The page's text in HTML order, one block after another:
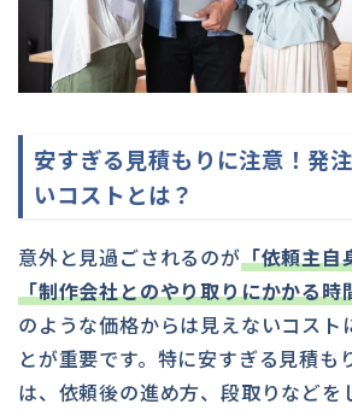
安すぎる見積もりに注意！発
いコストとは？
意外と見過ごされるのが「依頼主自
「制作会社とのやり取りにかかる時
のような価格からは見えないコスト
とが重要です。特に安すぎる見積も
は、依頼後の進め方、段取りなどを